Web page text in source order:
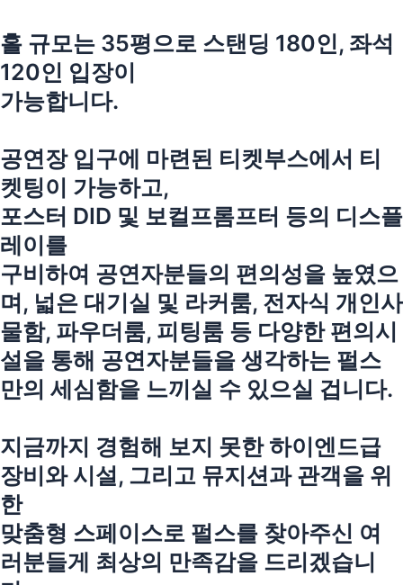
홀 규모는 35평으로 스탠딩 180인, 좌석
120인 입장이
가능합니다.
공연장 입구에 마련된 티켓부스에서 티
켓팅이 가능하고,
포스터 DID 및 보컬프롬프터 등의 디스플
레이를
구비하여 공연자분들의 편의성을 높였으
며, 넓은 대기실 및 라커룸, 전자식 개인사
물함, 파우더룸, 피팅룸 등 다양한 편의시
설을 통해 공연자분들을 생각하는 펄스
만의 세심함을 느끼실 수 있으실 겁니다.
지금까지 경험해 보지 못한 하이엔드급
장비와 시설, 그리고 뮤지션과 관객을 위
한
맞춤형 스페이스로 펄스를 찾아주신 여
러분들게 최상의 만족감을 드리겠습니